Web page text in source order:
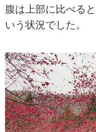
腹は上部に比べる
いう状況でした。